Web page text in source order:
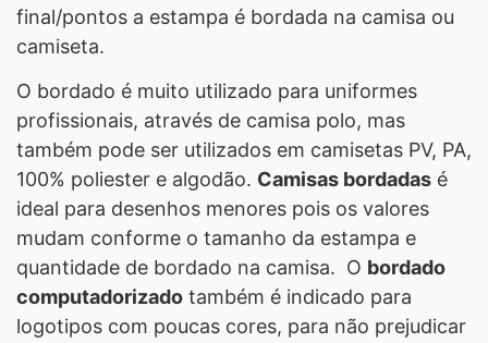
final/pontos a estampa é bordada na camisa ou
camiseta.
O bordado é muito utilizado para uniformes
profissionais, através de camisa polo, mas
também pode ser utilizados em camisetas PV, PA,
100% poliester e algodão. Camisas bordadas é
ideal para desenhos menores pois os valores
mudam conforme o tamanho da estampa e
quantidade de bordado na camisa. O bordado
computadorizado também é indicado para
logotipos com poucas cores, para não prejudicar